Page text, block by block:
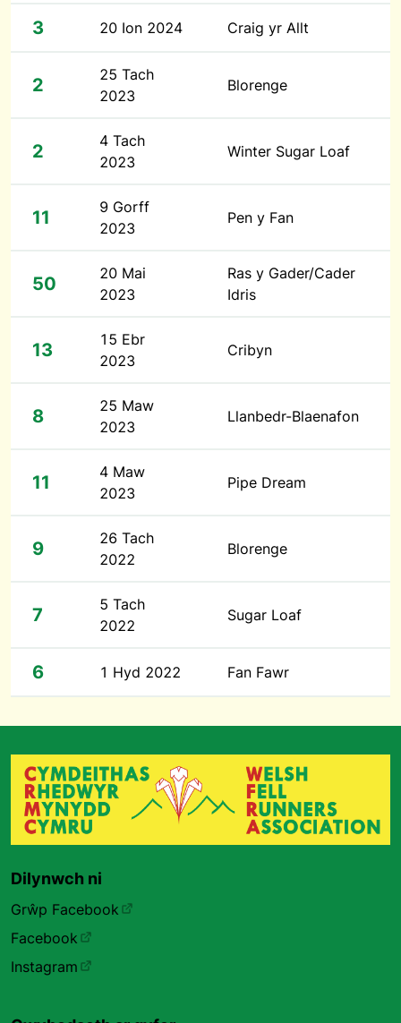
3 20 Ion 2024 Craig yr Allt
2
25 Tach
2023
Blorenge
2
4 Tach
2023
Winter Sugar Loaf
11
9 Gorff
2023
Pen y Fan
50
20 Mai
2023
Ras y Gader/Cader
Idris
13
15 Ebr
2023
Cribyn
8
25 Maw
2023
Llanbedr-Blaenafon
11
4 Maw
2023
Pipe Dream
9
26 Tach
2022
Blorenge
7
5 Tach
2022
Sugar Loaf
6 1 Hyd 2022 Fan Fawr
Dilynwch ni
Grŵp Facebook
Facebook
Instagram